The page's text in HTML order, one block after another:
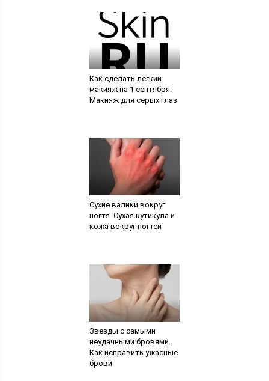
Как сделать легкий
макияж на 1 сентября.
Макияж для серых глаз
Сухие валики вокруг
ногтя. Сухая кутикула и
кожа вокруг ногтей
Звезды с самыми
неудачными бровями.
Как исправить ужасные
брови